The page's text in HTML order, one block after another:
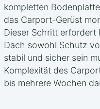
kompletten
das Carport-Gerüst
Dieser Schritt erfordert
Dach sowohl Schutz
stabil und sicher sein
Komplexität des
bis mehrere Wochen